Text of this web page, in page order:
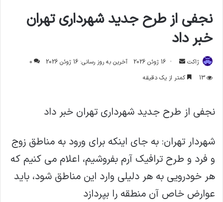
نجفی از طرح جدید شهرداری تهران
خبر داد
ژاکت
ارسال
ایمیل
16 ژوئن 2026 آخرین به روز رسانی: 16 ژوئن 2026
0
13
کمتر از یک دقیقه
نجفی از طرح جدید شهرداری تهران خبر داد
شهردار تهران: به جای اینکه برای ورود به مناطق زوج
و فرد و طرح ترافیک آرم بفروشیم، اعلام می کنیم که
هر خودرویی به هر دلیلی وارد این مناطق شود، باید
عوارض خاص آن منطقه را بپردازد